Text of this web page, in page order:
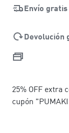
Envío gratis
Devolución
25% OFF extra
cupón